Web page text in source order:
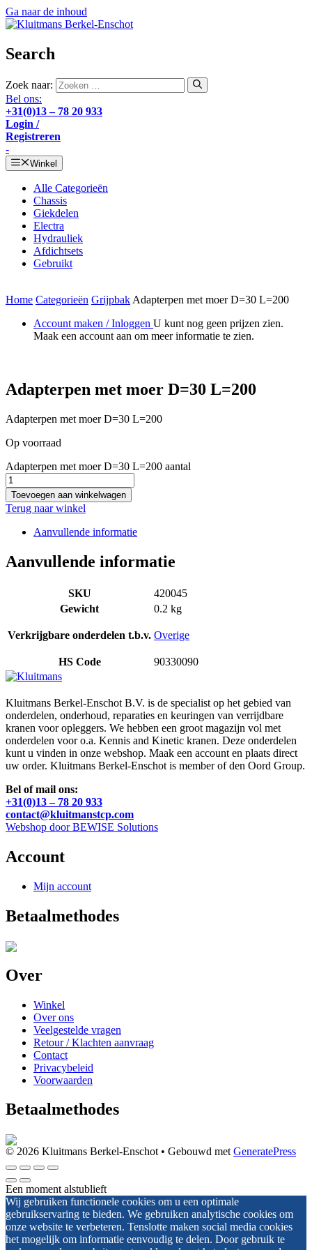
Ga naar de inhoud
Search
Zoek naar:
Bel ons:
+31(0)13 – 78 20 933
Login /
Registreren
-
Winkel
Alle Categorieën
Chassis
Giekdelen
Electra
Hydrauliek
Afdichtsets
Gebruikt
Home Categorieën GrijpbakAdapterpen met moer D=30 L=200
Account maken / Inloggen U kunt nog geen prijzen zien.
Maak een account aan om meer informatie te zien.
Adapterpen met moer D=30 L=200
Adapterpen met moer D=30 L=200
Op voorraad
Adapterpen met moer D=30 L=200 aantal
Toevoegen aan winkelwagen
Terug naar winkel
Aanvullende informatie
Aanvullende informatie
SKU
420045
Gewicht
0.2 kg
Verkrijgbare onderdelen t.b.v. Overige
HS Code 90330090
Kluitmans Berkel-Enschot B.V. is de specialist op het gebied van
onderdelen, onderhoud, reparaties en keuringen van verrijdbare
kranen voor opleggers. We hebben een groot magazijn vol met
onderdelen voor o.a. Kennis and Kinetic kranen. Deze onderdelen
kunt u vinden in onze webshop. Maak een account en plaats direct
uw order. Kluitmans Berkel-Enschot is member of den Oord Group.
Bel of mail ons:
+31(0)13 – 78 20 933
contact@kluitmanstcp.com
Webshop door BEWISE Solutions
Account
Mijn account
Betaalmethodes
Over
Winkel
Over ons
Veelgestelde vragen
Retour / Klachten aanvraag
Contact
Privacybeleid
Voorwaarden
Betaalmethodes
© 2026 Kluitmans Berkel-Enschot • Gebouwd met GeneratePress
Een moment alstublieft
Wij gebruiken functionele cookies om u een optimale
gebruikservaring te bieden. We gebruiken analytische cookies om
onze website te verbeteren. Tenslotte maken social media cookies
het mogelijk om informatie eenvoudig te delen. Door gebruik te